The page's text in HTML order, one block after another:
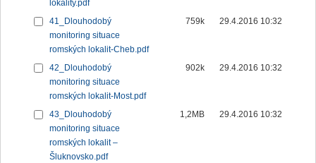
lokality.pdf
41_Dlouhodobý
monitoring situace
romských lokalit-Cheb.pdf
759k 29.4.2016 10:32
42_Dlouhodobý
monitoring situace
romských lokalit-Most.pdf
902k 29.4.2016 10:32
43_Dlouhodobý
monitoring situace
romských lokalit –
Šluknovsko.pdf
1,2MB 29.4.2016 10:32